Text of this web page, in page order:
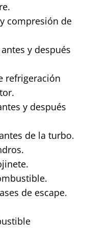
compresión de
y después
refrigeración
y después
de la turbo.
de escape.